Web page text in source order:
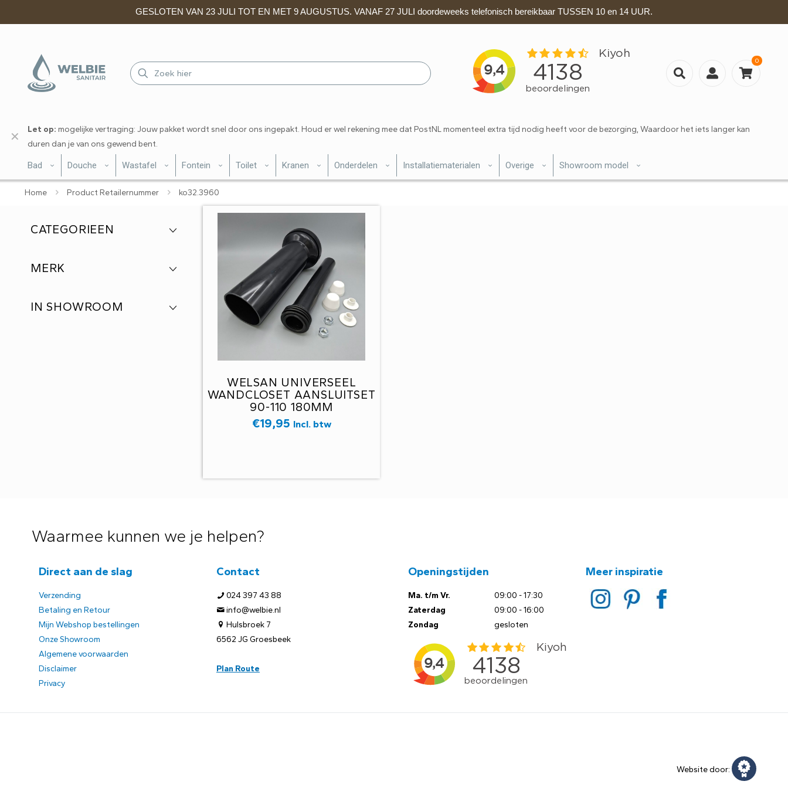
GESLOTEN VAN 23 JULI TOT EN MET 9 AUGUSTUS. VANAF 27 JULI doordeweeks telefonisch bereikbaar TUSSEN 10 en 14 UUR.
0
Let op: mogelijke vertraging: Jouw pakket wordt snel door ons ingepakt. Houd er wel rekening mee dat PostNL momenteel extra tijd nodig heeft voor de bezorging, Waardoor het iets langer kan
duren dan je van ons gewend bent.
✕
Bad Douche Wastafel Fontein Toilet Kranen Onderdelen Installatiematerialen Overige Showroom model
Home Product Retailernummer ko32.3960
WELSAN UNIVERSEEL
WANDCLOSET AANSLUITSET
90-110 180MM
€19,95 Incl. btw
CATEGORIEEN
MERK
IN SHOWROOM
Waarmee kunnen we je helpen?
Direct aan de slag
Verzending
Betaling en Retour
Mijn Webshop bestellingen
Onze Showroom
Algemene voorwaarden
Disclaimer
Privacy
Contact
024 397 43 88
info@welbie.nl
Hulsbroek 7
6562 JG Groesbeek
Plan Route
Openingstijden
Ma. t/m Vr.
Zaterdag
Zondag
09:00 - 17:30
09:00 - 16:00
gesloten
Meer inspiratie
Website door: